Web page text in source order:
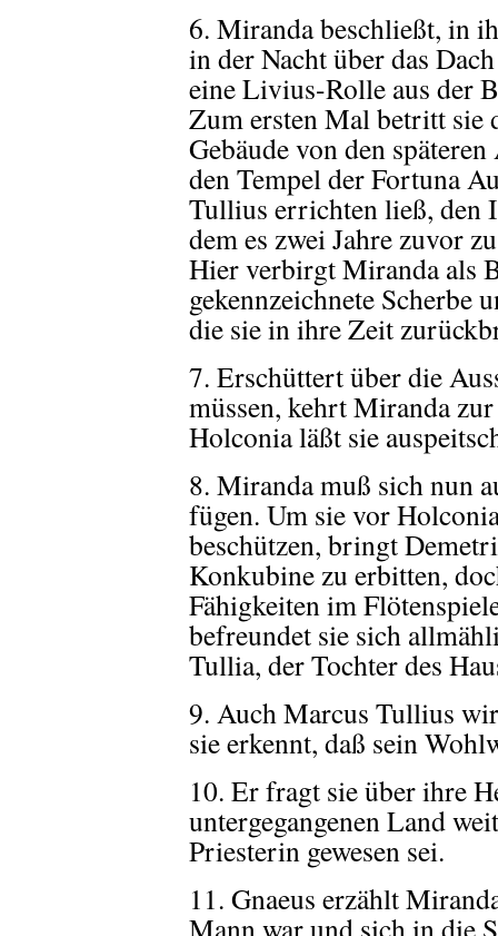
6. Miranda beschließt, in
in der Nacht über das
eine Livius-Rolle aus der
Zum ersten Mal betritt sie
Gebäude von den
den Tempel der Fortuna
Tullius errichten ließ, den
dem es zwei Jahre zuvor
Hier verbirgt Miranda als
gekennzeichnete
die sie in ihre Zeit
7. Erschüttert über die
müssen, kehrt Miranda
Holconia läßt sie
8. Miranda muß sich nun
fügen. Um sie vor
beschützen, bringt
Konkubine zu erbitten,
Fähigkeiten im
befreundet sie sich
Tullia, der Tochter des
9. Auch Marcus Tullius
sie erkennt, daß sein
10. Er fragt sie über ihre
untergegangenen Land
Priesterin gewesen sei.
11. Gnaeus erzählt
Mann war und sich in die